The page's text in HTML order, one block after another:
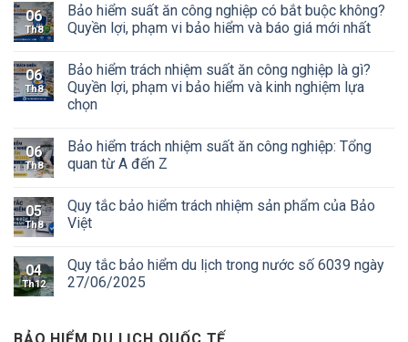
06
Th8
Bảo hiểm suất ăn công nghiệp có bắt buộc không?
Quyền lợi, phạm vi bảo hiểm và báo giá mới nhất
06
Th8
Bảo hiểm trách nhiệm suất ăn công nghiệp là gì?
Quyền lợi, phạm vi bảo hiểm và kinh nghiệm lựa
chọn
06
Th8
Bảo hiểm trách nhiệm suất ăn công nghiệp: Tổng
quan từ A đến Z
05
Th8
Quy tắc bảo hiểm trách nhiệm sản phẩm của Bảo
Việt
04
Th12
Quy tắc bảo hiểm du lịch trong nước số 6039 ngày
27/06/2025